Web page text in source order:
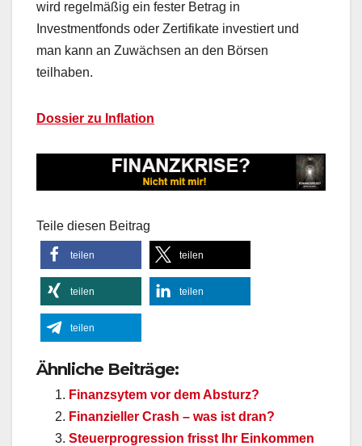
wird regelmäßig ein fester Betrag in
Investmentfonds oder Zertifikate investiert und
man kann an Zuwächsen an den Börsen
teilhaben.
Dossier zu Inflation
Teile diesen Beitrag
teilen teilen
teilen teilen
teilen
Ähnliche Beiträge:
Finanzsytem vor dem Absturz?
Finanzieller Crash – was ist dran?
Steuerprogression frisst Ihr Einkommen